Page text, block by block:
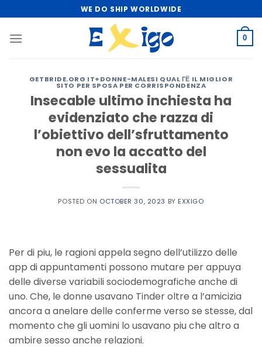
to
content
WE DO SHIP WORLDWIDE
0
GETBRIDE.ORG IT+DONNE-MALESI QUAL ГЁ IL MIGLIOR
SITO PER SPOSA PER CORRISPONDENZA
Insecable ultimo inchiesta ha
evidenziato che razza di
l’obiettivo dell’sfruttamento
non evo la accatto del
sessualita
POSTED ON OCTOBER 30, 2023 BY EXXIGO
Per di piu, le ragioni appela segno dell’utilizzo delle
app di appuntamenti possono mutare per appuya
delle diverse variabili sociodemografiche anche di
uno. Che, le donne usavano Tinder oltre a l’amicizia
ancora a anelare delle conferme verso se stesse, dal
momento che gli uomini lo usavano piu che altro a
ambire sesso anche relazioni.